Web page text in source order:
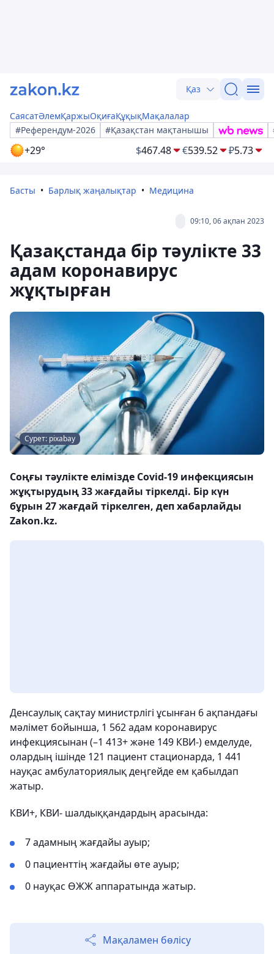
Қаз
СаясатӘлемҚаржыОқиғаҚұқықМақалалар
#Референдум-2026
#Қазақстан мақтанышы
+29° $467.48 €539.52 ₽5.73
Басты Барлық жаңалықтар Медицина
09:10, 06 ақпан 2023
Қазақстанда бір тәулікте 33
адам коронавирус
жұқтырған
Сурет: pixabay
Соңғы тәулікте елімізде Covid-19 инфекциясын
жұқтырудың 33 жағдайы тіркелді. Бір күн
бұрын 27 жағдай тіркелген, деп хабарлайды
Zakon.kz.
Денсаулық сақтау министрлігі ұсынған 6 ақпандағы
мәлімет бойынша, 1 562 адам коронавирус
инфекциясынан (–1 413+ және 149 КВИ-) емделуде,
олардың ішінде 121 пациент стационарда, 1 441
науқас амбулаториялық деңгейде ем қабылдап
жатыр.
КВИ+, КВИ- шалдыққандардың арасында:
7 адамның жағдайы ауыр;
0 пациенттің жағдайы өте ауыр;
0 науқас ӨЖЖ аппаратында жатыр.
Мақаламен бөлісу